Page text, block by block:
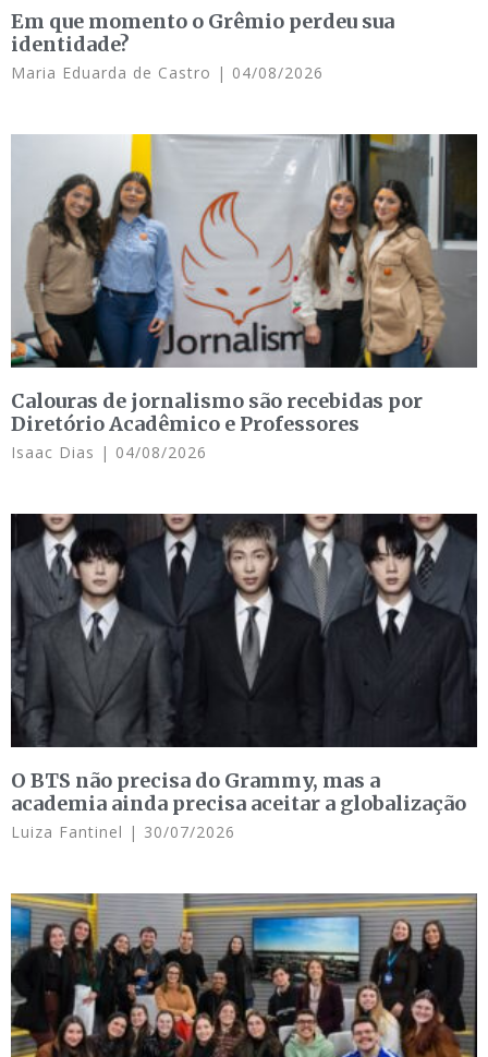
Em que momento o Grêmio perdeu sua
identidade?
Maria Eduarda de Castro 04/08/2026
Calouras de jornalismo são recebidas por
Diretório Acadêmico e Professores
Isaac Dias 04/08/2026
O BTS não precisa do Grammy, mas a
academia ainda precisa aceitar a globalização
Luiza Fantinel 30/07/2026